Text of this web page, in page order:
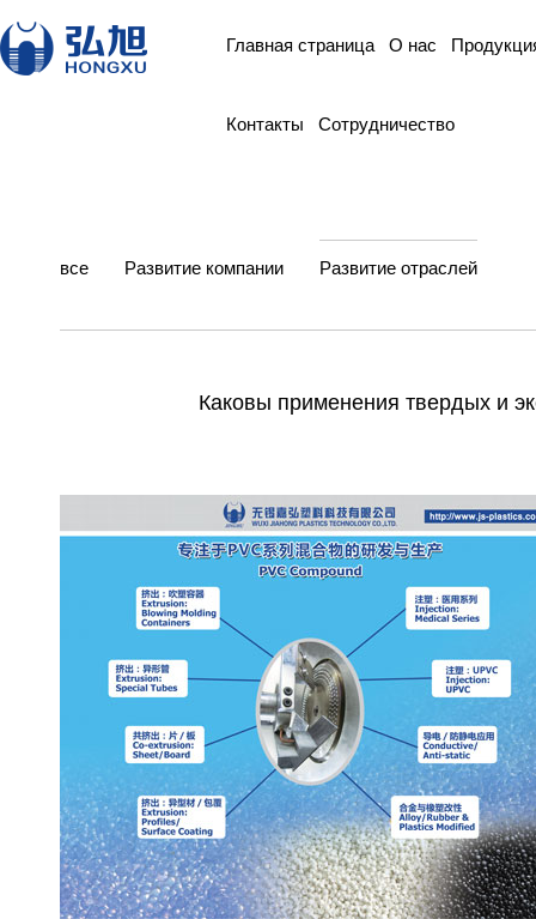
Главная страница О нас
Контакты Сотрудничество
все Развитие компании Развитие отраслей
Каковы применения твердых и